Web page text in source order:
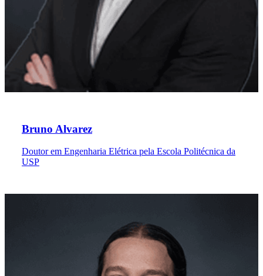
Bruno Alvarez
Doutor em Engenharia Elétrica pela Escola Politécnica da
USP